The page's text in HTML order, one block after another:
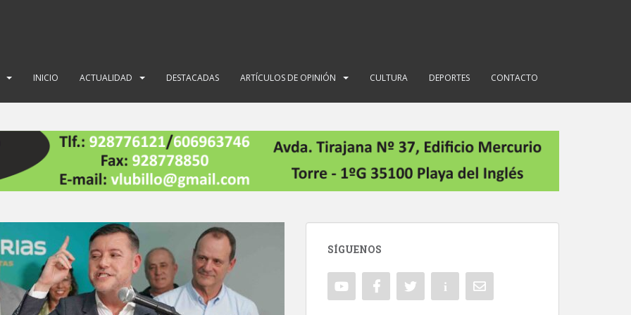
INICIO ACTUALIDAD DESTACADAS ARTÍCULOS DE OPINIÓN CULTURA DEPORTES CONTACTO
SÍGUENOS